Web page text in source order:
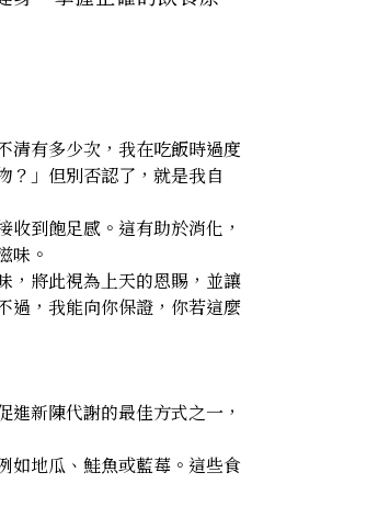
清有多少次，我在吃飯時過度
？」但別否認了，就是我自
到飽足感。這有助於消化，
味。
，將此視為上天的恩賜，並讓
過，我能向你保證，你若這麼
新陳代謝的最佳方式之一，
如地瓜、鮭魚或藍莓。這些食